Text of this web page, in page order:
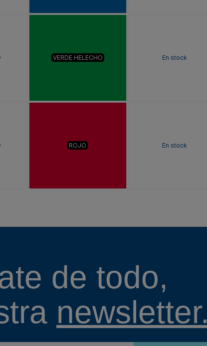
VERDE HELECHO En stock
ROJO En stock
de todo,
newsletter.